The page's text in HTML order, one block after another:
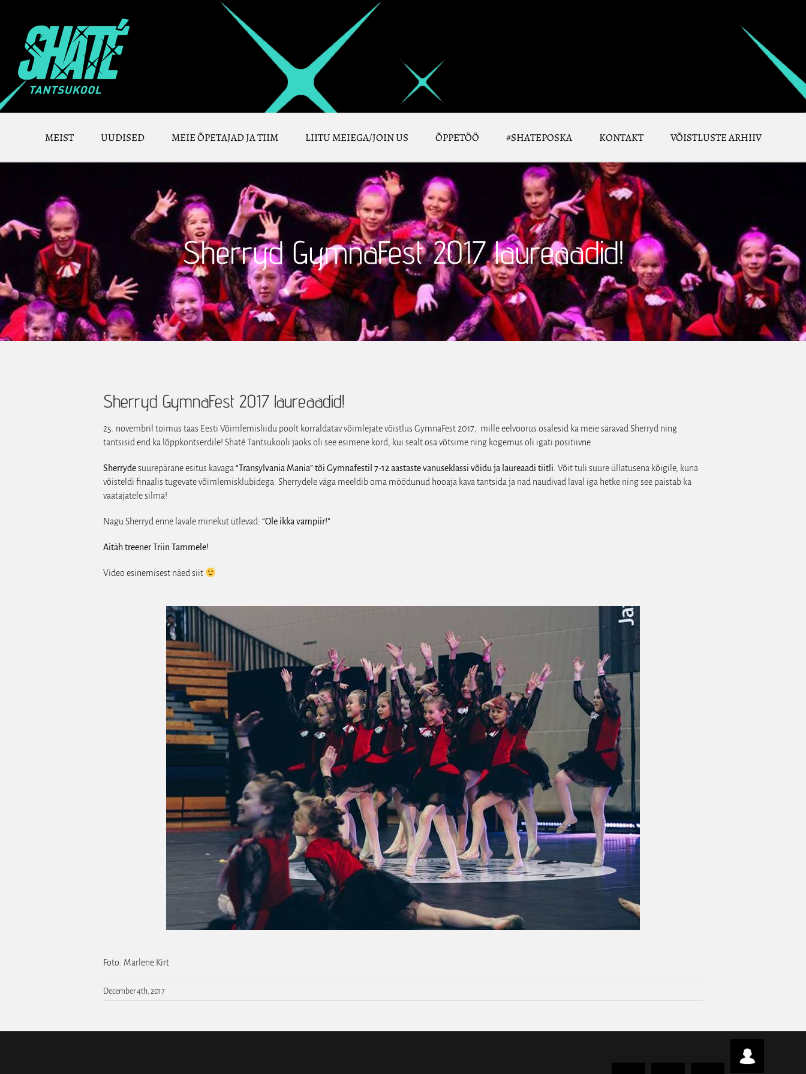
content
MEIST UUDISED MEIE ÕPETAJAD JA TIIM LIITU MEIEGA/JOIN US ÕPPETÖÖ #SHATEPOSKA KONTAKT VÕISTLUSTE ARHIIV
Sherryd GymnaFest 2017 laureaadid!
Sherryd GymnaFest 2017 laureaadid!
25. novembril toimus taas Eesti Võimlemisliidu poolt korraldatav võimlejate võistlus GymnaFest 2017, mille eelvoorus osalesid ka meie säravad Sherryd ning
tantsisid end ka lõppkontserdile! Shaté Tantsukooli jaoks oli see esimene kord, kui sealt osa võtsime ning kogemus oli igati positiivne.
Sherrydesuurepärane esitus kavaga “Transylvania Mania”tõi Gymnafestil 7-12 aastaste vanuseklassi võidu ja laureaadi tiitli. Võit tuli suure üllatusena kõigile, kuna
võisteldi finaalis tugevate võimlemisklubidega. Sherrydele väga meeldib oma möödunud hooaja kava tantsida ja nad naudivad laval iga hetke ning see paistab ka
vaatajatele silma!
Nagu Sherryd enne lavale minekut ütlevad: “Ole ikka vampiir!”
Aitäh treener Triin Tammele!
Video esinemisest näed siit
Foto: Marlene Kirt
December 4th, 2017
Intraweb